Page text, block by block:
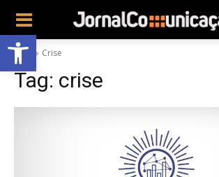
Abrir a barra de ferramentas
Tags Crise
Tag: crise